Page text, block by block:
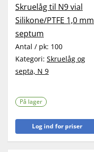
Skruelåg til N9 vial
Silikone/PTFE 1,0 mm
septum
Antal / pk: 100
Kategori: Skruelåg og
septa, N 9
På lager
Log ind for priser